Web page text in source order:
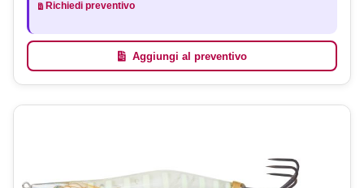
Richiedi preventivo
Aggiungi al preventivo